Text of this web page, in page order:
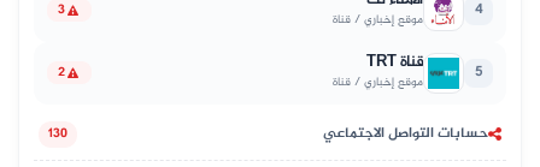
4 موقع إخباري / قناة 3
5 قناة TRT
موقع إخباري / قناة 2
حسابات التواصل الاجتماعي 130